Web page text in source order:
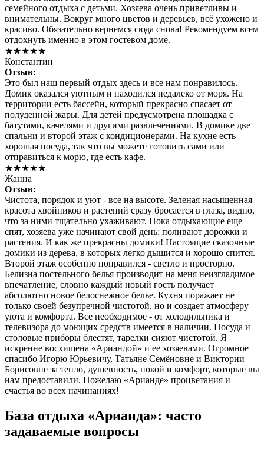
семейного отдыха с детьми. Хозяева очень приветливы и
внимательны. Вокруг много цветов и деревьев, всё ухожено и
красиво. Обязательно вернемся сюда снова! Рекомендуем всем
отдохнуть именно в этом гостевом доме.
★★★★★
Константин
Отзыв:
Это был наш первый отдых здесь и все нам понравилось.
Домик оказался уютным и находился недалеко от моря. На
территории есть бассейн, который прекрасно спасает от
полуденной жары. Для детей предусмотрена площадка с
батутами, качелями и другими развлечениями. В домике две
спальни и второй этаж с кондиционерами. На кухне есть
хорошая посуда, так что вы можете готовить сами или
отправиться к морю, где есть кафе.
★★★★★
Жанна
Отзыв:
Чистота, порядок и уют - все на высоте. Зеленая насыщенная
красота хвойников и растений сразу бросается в глаза, видно,
что за ними тщательно ухаживают. Пока отдыхающие еще
спят, хозяева уже начинают свой день: поливают дорожки и
растения. И как же прекрасны домики! Настоящие сказочные
домики из дерева, в которых легко дышится и хорошо спится.
Второй этаж особенно понравился - светло и просторно.
Белизна постельного белья производит на меня неизгладимое
впечатление, словно каждый новый гость получает
абсолютно новое белоснежное белье. Кухня поражает не
только своей безупречной чистотой, но и создает атмосферу
уюта и комфорта. Все необходимое - от холодильника и
телевизора до моющих средств имеется в наличии. Посуда и
столовые приборы блестят, тарелки сияют чистотой. Я
искренне восхищена «Ариандой» и ее хозяевами. Огромное
спасибо Игорю Юрьевичу, Татьяне Семëновне и Виктории
Борисовне за тепло, душевность, покой и комфорт, которые вы
нам предоставили. Пожелаю «Арианде» процветания и
счастья во всех начинаниях!
База отдыха «Арианда»: часто
задаваемые вопросы